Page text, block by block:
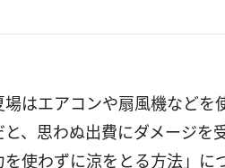
場はエアコンや扇風機などを
と、思わぬ出費にダメージを
を使わずに涼をとる方法」に